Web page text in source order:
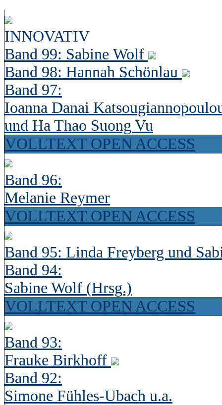
INNOVATIV
Band 99: Sabine Wolf
Band 98: Hannah Schönlau
Band 97:
Ioanna Danai
und Ha Thao Suong Vu
VOLLTEXT OPEN ACCESS
Band 96:
Melanie Reymer
VOLLTEXT OPEN ACCESS
Band 95: Linda Freyberg und
Band 94:
Sabine Wolf (Hrsg.)
VOLLTEXT OPEN ACCESS
Band 93:
Frauke Birkhoff
Band 92:
Simone Fühles-Ubach u.a.